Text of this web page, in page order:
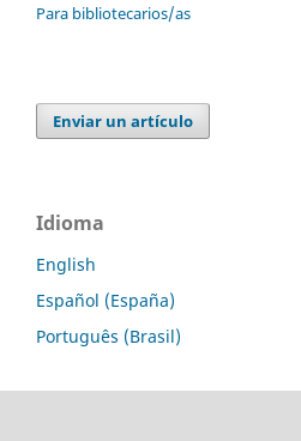
Para bibliotecarios/as
Enviar un artículo
Idioma
English
Español (España)
Português (Brasil)